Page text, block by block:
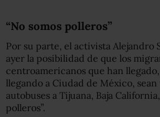
“No somos polleros”
Por su parte, el activista Alejandro
ayer la posibilidad de que los
centroamericanos que han
llegando a Ciudad de México, sean
autobuses a Tijuana, Baja
polleros”.